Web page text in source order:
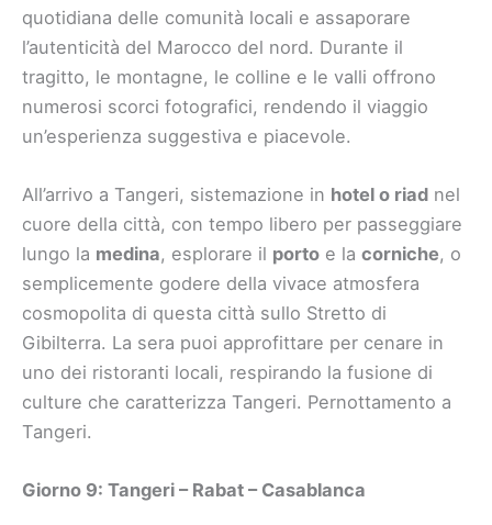
quotidiana delle comunità locali e assaporare
l’autenticità del Marocco del nord. Durante il
tragitto, le montagne, le colline e le valli offrono
numerosi scorci fotografici, rendendo il viaggio
un’esperienza suggestiva e piacevole.
All’arrivo a Tangeri, sistemazione in hotel o riad nel
cuore della città, con tempo libero per passeggiare
lungo la medina, esplorare il porto e la corniche, o
semplicemente godere della vivace atmosfera
cosmopolita di questa città sullo Stretto di
Gibilterra. La sera puoi approfittare per cenare in
uno dei ristoranti locali, respirando la fusione di
culture che caratterizza Tangeri. Pernottamento a
Tangeri.
Giorno 9: Tangeri – Rabat – Casablanca